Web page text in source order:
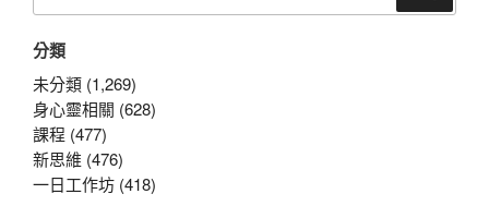
鍵
字:
分類
未分類 (1,269)
身心靈相關 (628)
課程 (477)
新思維 (476)
一日工作坊 (418)